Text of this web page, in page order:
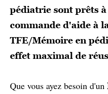
pédiatrie sont prêts
commande d'aide à
TFE/Mémoire en
effet maximal de
Que vous ayez besoin d'un